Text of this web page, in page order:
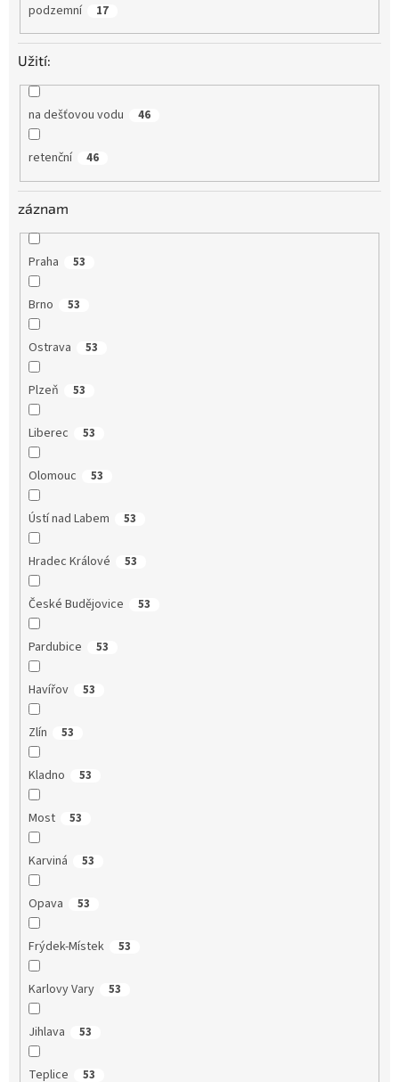
podzemní 17
Užití:
na dešťovou vodu 46
retenční 46
záznam
Praha 53
Brno 53
Ostrava 53
Plzeň 53
Liberec 53
Olomouc 53
Ústí nad Labem 53
Hradec Králové 53
České Budějovice 53
Pardubice 53
Havířov 53
Zlín 53
Kladno 53
Most 53
Karviná 53
Opava 53
Frýdek-Místek 53
Karlovy Vary 53
Jihlava 53
Teplice 53